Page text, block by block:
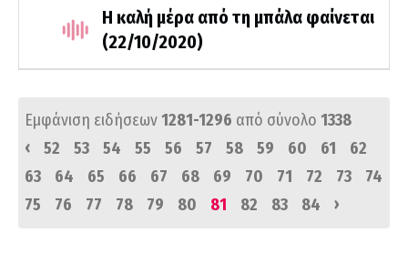
Η καλή μέρα από τη μπάλα φαίνεται
(22/10/2020)
Εμφάνιση ειδήσεων1281-1296 από σύνολο 1338
‹
52 53 54 55 56 57 58 59 60 61
62
63
64 65 66 67 68 69 70 71 72 73
74
75
76 77 78 79 80 81 82 83 84 ›